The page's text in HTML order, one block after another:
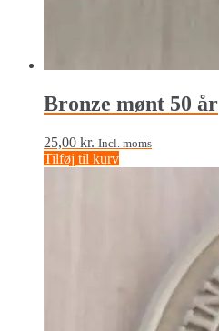
Bronze mønt 50 år
25,00 kr. Incl. moms
Tilføj til kurv